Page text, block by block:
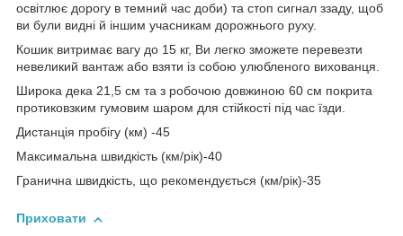
освітлює дорогу в темний час доби) та стоп сигнал ззаду, щоб
ви були видні й іншим учасникам дорожнього руху.
Кошик витримає вагу до 15 кг, Ви легко зможете перевезти
невеликий вантаж або взяти із собою улюбленого вихованця.
Широка дека 21,5 см та з робочою довжиною 60 см покрита
протиковзким гумовим шаром для стійкості під час їзди.
Дистанція пробігу (км) -45
Максимальна швидкість (км/рік)-40
Гранична швидкість, що рекомендується (км/рік)-35
Приховати